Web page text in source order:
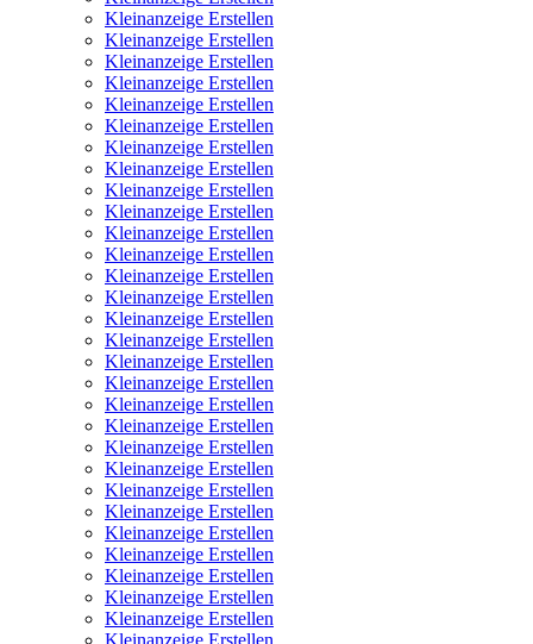
Kleinanzeige Erstellen
Kleinanzeige Erstellen
Kleinanzeige Erstellen
Kleinanzeige Erstellen
Kleinanzeige Erstellen
Kleinanzeige Erstellen
Kleinanzeige Erstellen
Kleinanzeige Erstellen
Kleinanzeige Erstellen
Kleinanzeige Erstellen
Kleinanzeige Erstellen
Kleinanzeige Erstellen
Kleinanzeige Erstellen
Kleinanzeige Erstellen
Kleinanzeige Erstellen
Kleinanzeige Erstellen
Kleinanzeige Erstellen
Kleinanzeige Erstellen
Kleinanzeige Erstellen
Kleinanzeige Erstellen
Kleinanzeige Erstellen
Kleinanzeige Erstellen
Kleinanzeige Erstellen
Kleinanzeige Erstellen
Kleinanzeige Erstellen
Kleinanzeige Erstellen
Kleinanzeige Erstellen
Kleinanzeige Erstellen
Kleinanzeige Erstellen
Kleinanzeige Erstellen